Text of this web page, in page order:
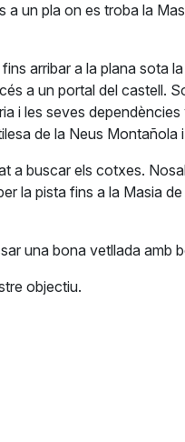
un pla on es troba la
arribar a la plana sota
a un portal del castell.
i les seves
de la Neus Montañola
a buscar els cotxes.
la pista fins a la Masia
una bona vetllada amb
objectiu.